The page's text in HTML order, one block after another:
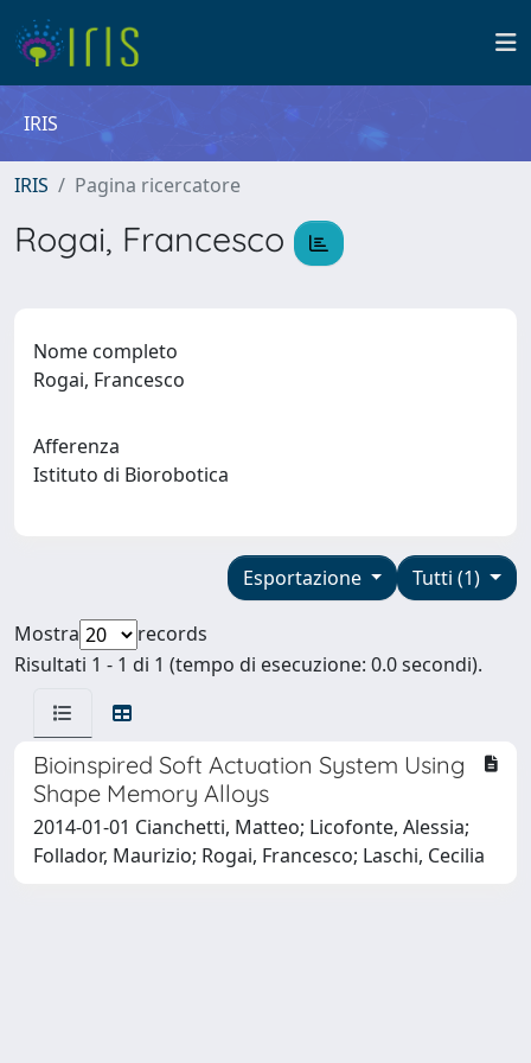
IRIS
IRIS Pagina ricercatore
Rogai, Francesco
Nome completo
Rogai, Francesco
Afferenza
Istituto di Biorobotica
Tutti (1)
Esportazione
Mostra
records
Risultati 1 - 1 di 1 (tempo di esecuzione: 0.0 secondi).
Bioinspired Soft Actuation System Using
Shape Memory Alloys
2014-01-01 Cianchetti, Matteo; Licofonte, Alessia;
Follador, Maurizio; Rogai, Francesco; Laschi, Cecilia